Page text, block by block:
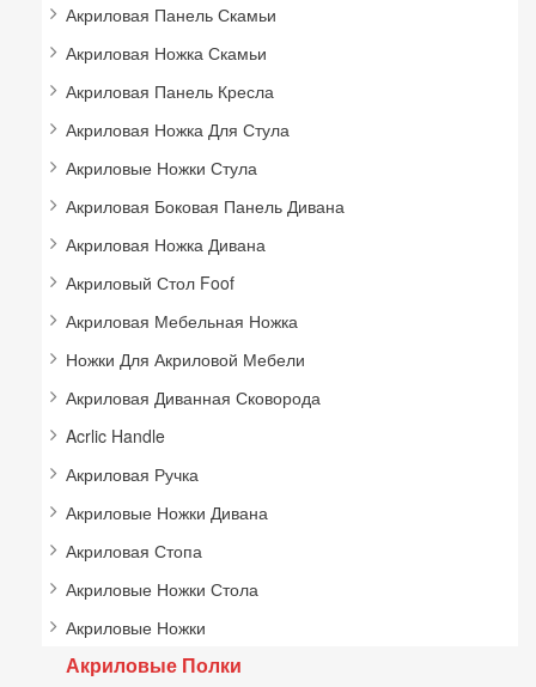
Акриловая Панель Скамьи
Акриловая Ножка Скамьи
Акриловая Панель Кресла
Акриловая Ножка Для Стула
Акриловые Ножки Стула
Акриловая Боковая Панель Дивана
Акриловая Ножка Дивана
Акриловый Стол Foof
Акриловая Мебельная Ножка
Ножки Для Акриловой Мебели
Акриловая Диванная Сковорода
Acrlic Handle
Акриловая Ручка
Акриловые Ножки Дивана
Акриловая Стопа
Акриловые Ножки Стола
Акриловые Ножки
Акриловые Полки